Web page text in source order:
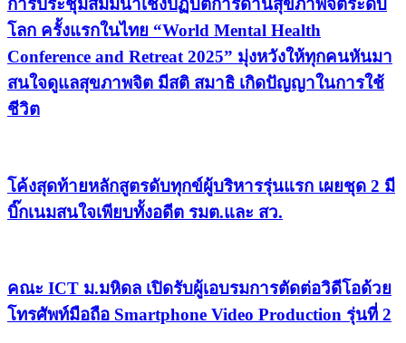
การประชุมสัมมนาเชิงปฏิบัติการด้านสุขภาพจิตระดับ
โลก ครั้งแรกในไทย “World Mental Health
Conference and Retreat 2025” มุ่งหวังให้ทุกคนหันมา
สนใจดูแลสุขภาพจิต มีสติ สมาธิ เกิดปัญญาในการใช้
ชีวิต
โค้งสุดท้ายหลักสูตรดับทุกข์ผู้บริหารรุ่นแรก เผยชุด 2 มี
บิ๊กเนมสนใจเพียบทั้งอดีต รมต.และ สว.
คณะ ICT ม.มหิดล เปิดรับผู้เอบรมการตัดต่อวิดีโอด้วย
โทรศัพท์มือถือ Smartphone Video Production รุ่นที่ 2